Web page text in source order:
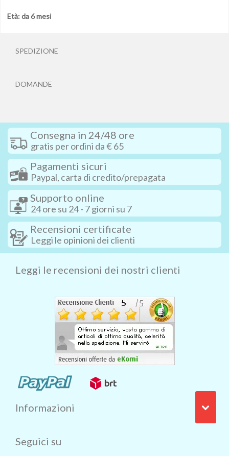
Età: da 6 mesi
SPEDIZIONE
DOMANDE
Consegna in 24/48 ore
gratis per ordini da € 65
Pagamenti sicuri
Paypal, carta di credito/prepagata
Supporto online
24 ore su 24 - 7 giorni su 7
Recensioni certificate
Leggi le opinioni dei clienti
Leggi le recensioni dei nostri clienti
Informazioni
Seguici su